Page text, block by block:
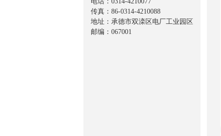
传真：86-0314-4210088
地址：承德市双滦区电厂工业园区
邮编：067001